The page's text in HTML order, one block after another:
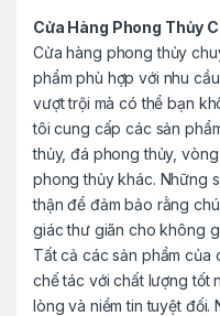
Cửa Hàng Phong Thủy
Cửa hàng phong thủy
phẩm phù hợp với nhu
vượt trội mà có thể bạn
tôi cung cấp các sản
thủy, đá phong thủy,
phong thủy khác. Những
thận để đảm bảo rằng
giác thư giãn cho không
Tất cả các sản phẩm
chế tác với chất lượng tốt
lòng và niềm tin tuyệt